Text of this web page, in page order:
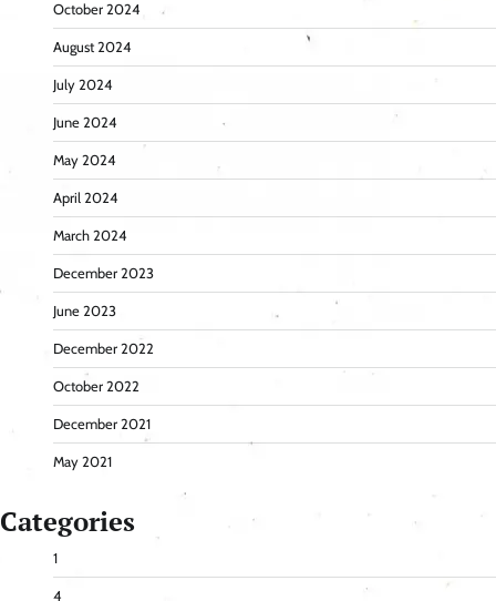
October 2024
August 2024
July 2024
June 2024
May 2024
April 2024
March 2024
December 2023
June 2023
December 2022
October 2022
December 2021
May 2021
Categories
1
4